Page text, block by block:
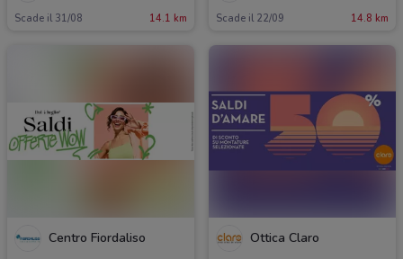
Scade il 31/08 14.1 km Scade il 22/09 14.8 km
Centro Fiordaliso Ottica Claro